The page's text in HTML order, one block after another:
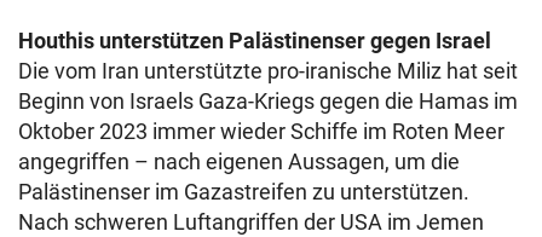
Houthis unterstützen Palästinenser gegen Israel
Die vom Iran unterstützte pro-iranische Miliz hat seit
Beginn von Israels Gaza-Kriegs gegen die Hamas im
Oktober 2023 immer wieder Schiffe im Roten Meer
angegriffen – nach eigenen Aussagen, um die
Palästinenser im Gazastreifen zu unterstützen.
Nach schweren Luftangriffen der USA im Jemen